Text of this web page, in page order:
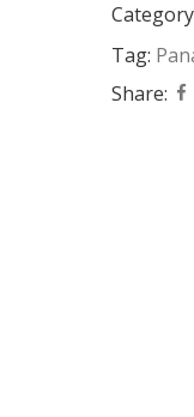
Tag:
Share: